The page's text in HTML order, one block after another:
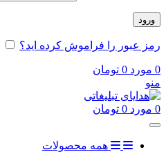
ورود
رمز عبور را فراموش کرده اید؟
0 مورد 0 تومان
منو
0 مورد 0 تومان
همه محصولات